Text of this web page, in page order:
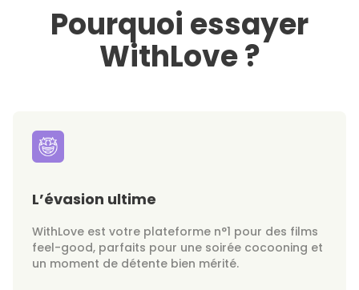
Pourquoi essayer
WithLove ?
L’évasion ultime
WithLove est votre plateforme n°1 pour des films
feel-good, parfaits pour une soirée cocooning et
un moment de détente bien mérité.